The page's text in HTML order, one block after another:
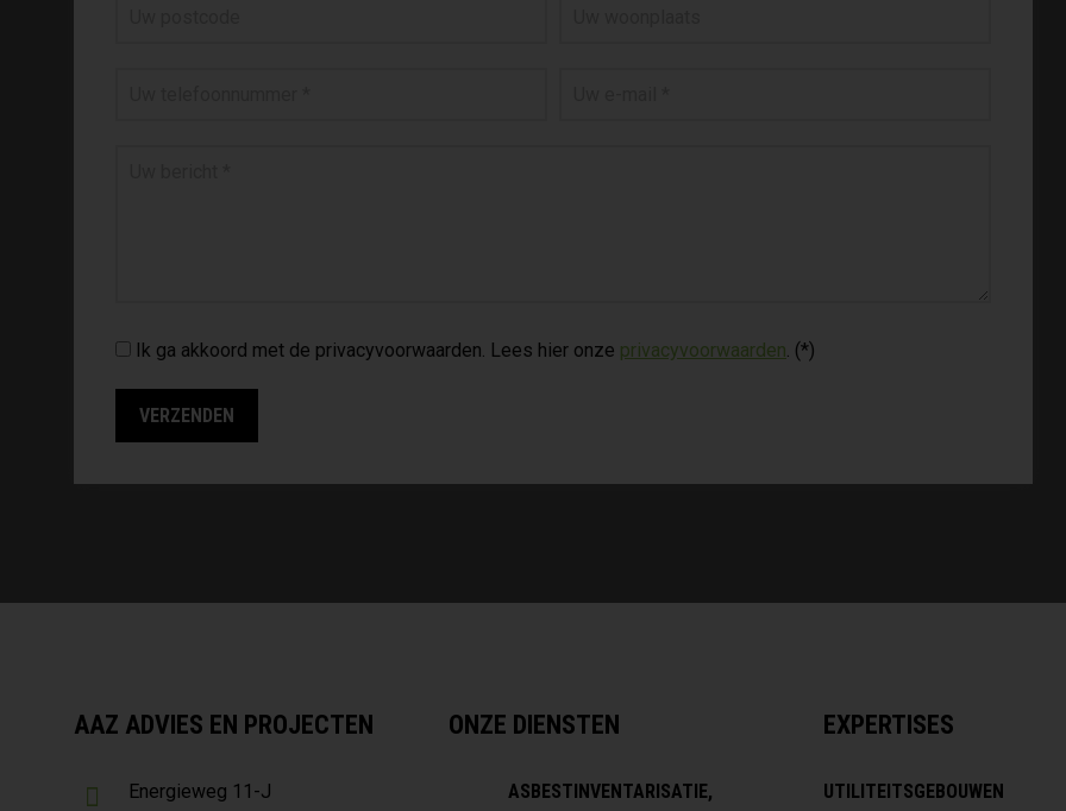
Ik ga akkoord met de privacyvoorwaarden. Lees hier onze privacyvoorwaarden. (*)
AAZ ADVIES EN PROJECTEN
Energieweg 11-J
ONZE DIENSTEN
ASBESTINVENTARISATIE,
EXPERTISES
UTILITEITSGEBOUWEN